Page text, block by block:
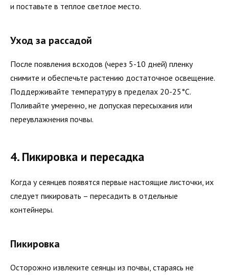
и поставьте в теплое светлое место.
Уход за рассадой
После появления всходов (через 5-10 дней) пленку
снимите и обеспечьте растению достаточное освещение.
Поддерживайте температуру в пределах 20-25°C.
Поливайте умеренно, не допуская пересыхания или
переувлажнения почвы.
4. Пикировка и пересадка
Когда у сеянцев появятся первые настоящие листочки, их
следует пикировать – пересадить в отдельные
контейнеры.
Пикировка
Осторожно извлеките сеянцы из почвы, стараясь не